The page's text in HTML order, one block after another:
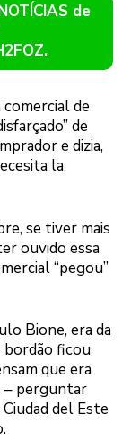
de
de
de
e dizia,
la
se tiver mais
ouvido essa
“pegou”
Bione, era da
bordão ficou
que era
– perguntar
del Este